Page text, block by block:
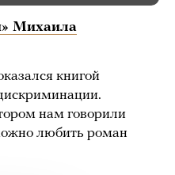
Михаила
книгой
нам говорили
любить роман